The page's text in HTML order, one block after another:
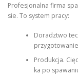
Profesjonalna firma
sie. To system pracy:
Doradztwo
Produkcja.
ka po